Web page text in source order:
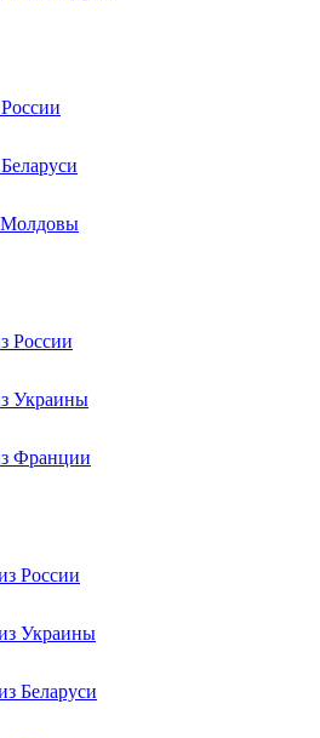
Молдовы
России
Украины
Франции
России
Украины
Беларуси